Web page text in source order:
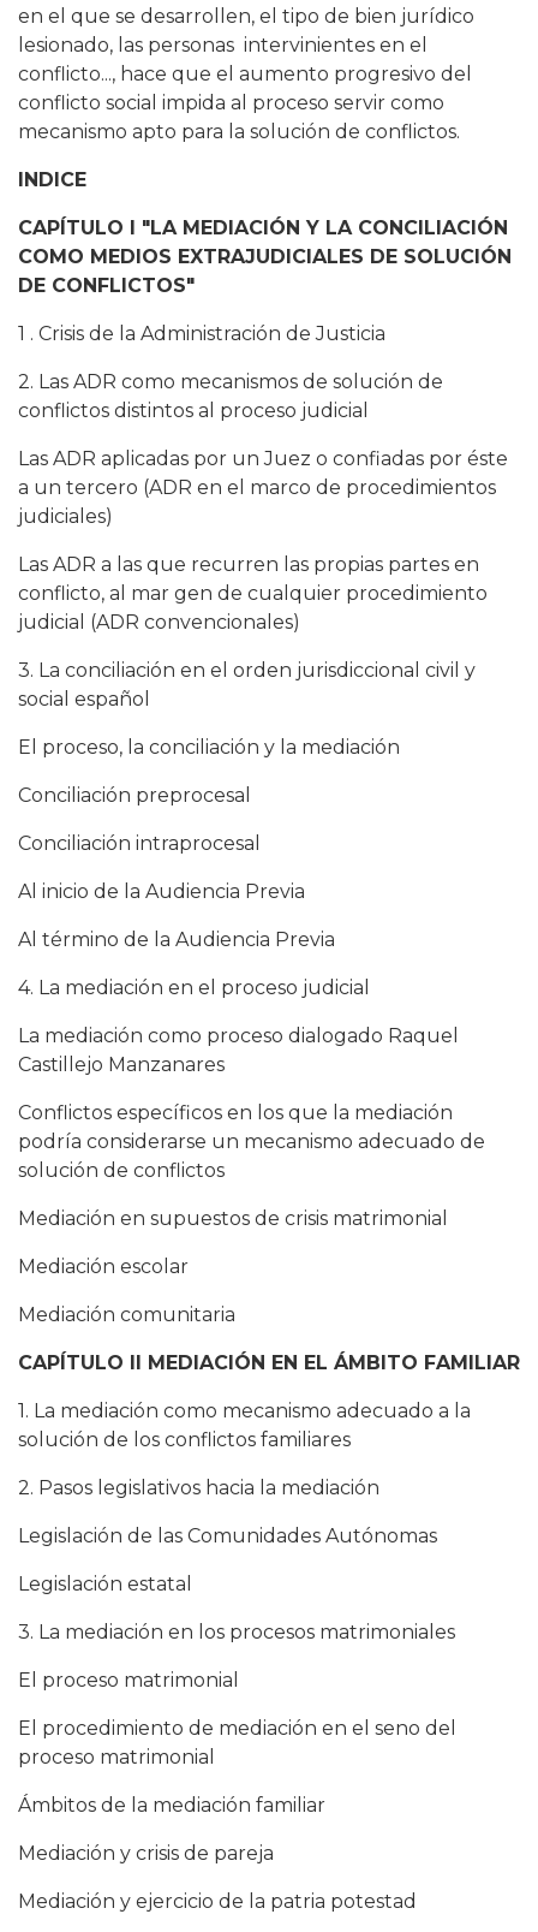
en el que se desarrollen, el tipo de bien jurídico
lesionado, las personas intervinientes en el
conflicto..., hace que el aumento progresivo del
conflicto social impida al proceso servir como
mecanismo apto para la solución de conflictos.
INDICE
CAPÍTULO I "LA MEDIACIÓN Y LA CONCILIACIÓN
COMO MEDIOS EXTRAJUDICIALES DE SOLUCIÓN
DE CONFLICTOS"
1 . Crisis de la Administración de Justicia
2. Las ADR como mecanismos de solución de
conflictos distintos al proceso judicial
Las ADR aplicadas por un Juez o confiadas por éste
a un tercero (ADR en el marco de procedimientos
judiciales)
Las ADR a las que recurren las propias partes en
conflicto, al mar gen de cualquier procedimiento
judicial (ADR convencionales)
3. La conciliación en el orden jurisdiccional civil y
social español
El proceso, la conciliación y la mediación
Conciliación preprocesal
Conciliación intraprocesal
Al inicio de la Audiencia Previa
Al término de la Audiencia Previa
4. La mediación en el proceso judicial
La mediación como proceso dialogado Raquel
Castillejo Manzanares
Conflictos específicos en los que la mediación
podría considerarse un mecanismo adecuado de
solución de conflictos
Mediación en supuestos de crisis matrimonial
Mediación escolar
Mediación comunitaria
CAPÍTULO II MEDIACIÓN EN EL ÁMBITO FAMILIAR
1. La mediación como mecanismo adecuado a la
solución de los conflictos familiares
2. Pasos legislativos hacia la mediación
Legislación de las Comunidades Autónomas
Legislación estatal
3. La mediación en los procesos matrimoniales
El proceso matrimonial
El procedimiento de mediación en el seno del
proceso matrimonial
Ámbitos de la mediación familiar
Mediación y crisis de pareja
Mediación y ejercicio de la patria potestad